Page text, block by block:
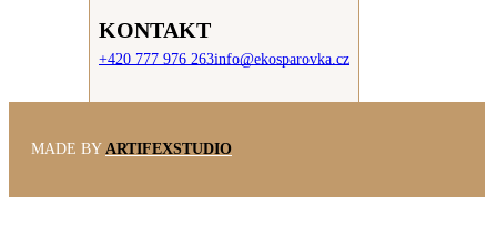
KONTAKT
+420 777 976 263info@ekosparovka.cz
MADE BY ARTIFEXSTUDIO